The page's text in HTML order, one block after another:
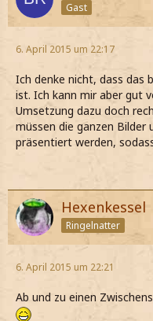
Gast
6. April 2015 um 22:17
Ich denke nicht, dass das
ist. Ich kann mir aber gut
Umsetzung dazu doch
müssen die ganzen Bilder
präsentiert werden,
Hexenkessel
Ringelnatter
6. April 2015 um 22:21
Ab und zu einen